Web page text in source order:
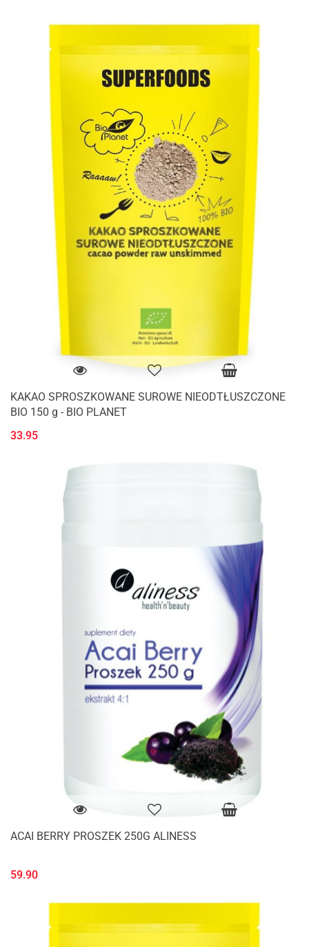
KAKAO SPROSZKOWANE SUROWE NIEODTŁUSZCZONE
BIO 150 g - BIO PLANET
33.95
ACAI BERRY PROSZEK 250G ALINESS
59.90